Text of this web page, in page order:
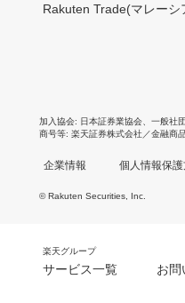
Rakuten Trade(マレーシ
加入協会 日本証券業協会 一般社
商号等 楽天証券株式会社／金融商
企業情報 個人情報保
© Rakuten Securities, Inc.
楽天グループ
サービス一覧 お問